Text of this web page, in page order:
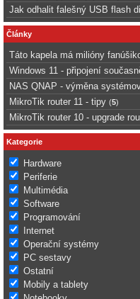
Jak odhalit falešný USB flash
Články
Táto kapela má milióny
Windows 11 - připojení
NAS QNAP - výměna
MikroTik router 11 - tipy (5)
MikroTik router 10 - upgrade
Kategorie
Hardware
Periferie
Multimédia
Software
Programování
Internet
Operační systémy
PC sestavy
Ostatní
Mobily a tablety